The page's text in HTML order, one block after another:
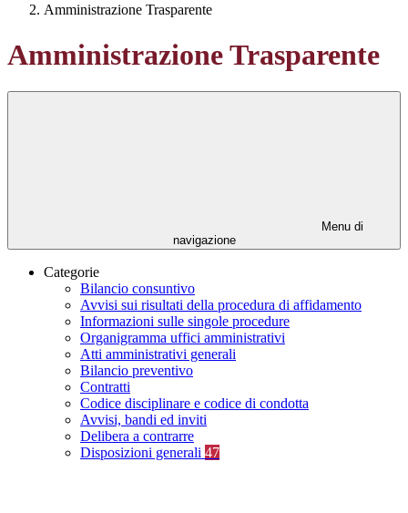
Amministrazione Trasparente
Amministrazione Trasparente
Menu di
navigazione
Categorie
Bilancio consuntivo
Avvisi sui risultati della procedura di affidamento
Informazioni sulle singole procedure
Organigramma uffici amministrativi
Atti amministrativi generali
Bilancio preventivo
Contratti
Codice disciplinare e codice di condotta
Avvisi, bandi ed inviti
Delibera a contrarre
Disposizioni generali 47